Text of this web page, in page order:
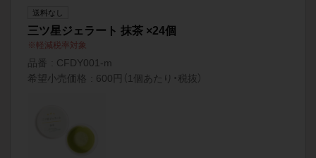
送料なし
三ツ星ジェラート 抹茶 ×24個
軽減税率対象
品番
CFDY001-m
希望小売価格
600円（1個あたり・税抜）